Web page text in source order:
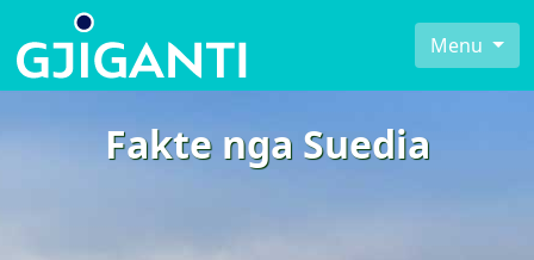
Menu
Fakte nga Suedia